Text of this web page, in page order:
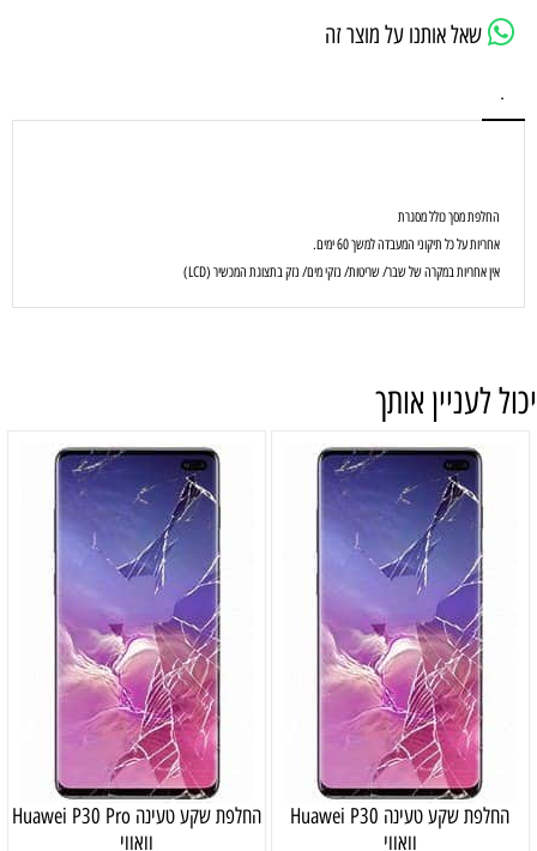
שאל אותנו על מוצר זה
.
החלפת מסך כולל מסגרת
אחריות על כל תיקוני המעבדה למשך 60 ימים.
אין אחריות במקרה של שבר/ שריטות/ נזקי מים/ נזק בתצוגת המכשיר (LCD)
יכול לעניין אותך
‏החלפת שקע טעינה Huawei P30
וואווי
‏החלפת שקע טעינה Huawei P30 Pro
וואווי